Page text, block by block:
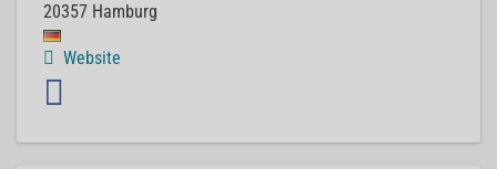
20357 Hamburg
Website